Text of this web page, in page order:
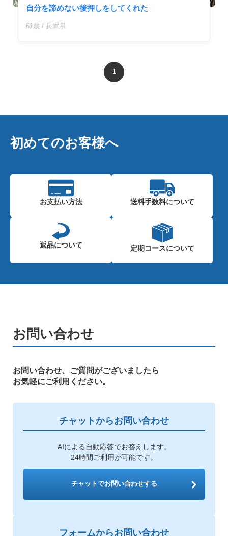
自分を諦めない後押しをしてくれた
61歳 / 兵庫県
1
初めてのお客様へ
お支払い方法 送料手数料について
返品について 定期コースについて
お問い合わせ
お問い合わせ、ご質問がございましたら
お気軽にご利用ください。
チャットからお問い合わせ
AIによる自動応答でお答えします。
24時間ご利用が可能です。
チャットでお問い合わせする
フォームからお問い合わせ